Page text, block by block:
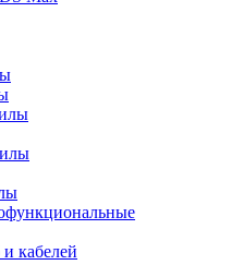
и кабелей